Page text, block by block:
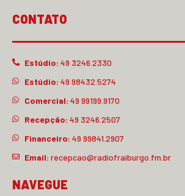
CONTATO
Estúdio: 49 3246.2330
Estúdio: 49 98432.5274
Comercial: 49 99199.9170
Recepção: 49 3246.2507
Financeiro: 49 99841.2907
Email: recepcao@radiofraiburgo.fm.br
NAVEGUE